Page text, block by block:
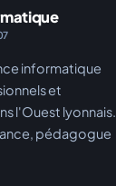
informatique
et
l'Ouest lyonnais.
pédagogue